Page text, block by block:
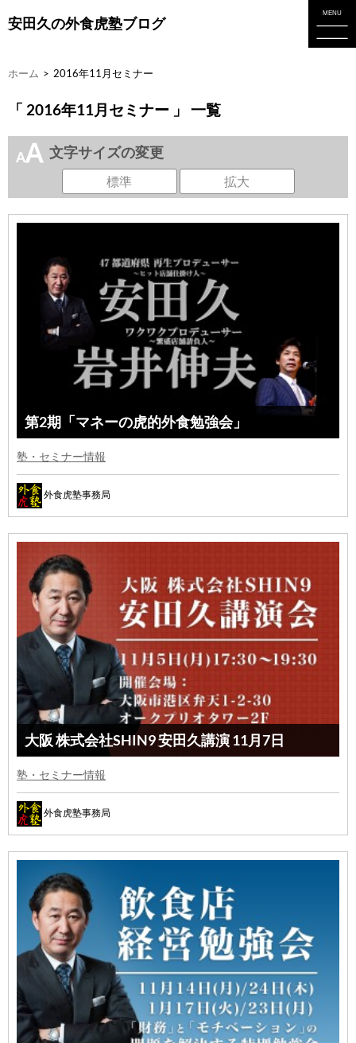
安田久の外食虎塾ブログ
ホーム > 2016年11月セミナー
「 2016年11月セミナー 」 一覧
文字サイズの変更
標準 拡大
第2期「マネーの虎的外食勉強会」
塾・セミナー情報
外食虎塾事務局
大阪 株式会社SHIN9 安田久講演 11月7日
塾・セミナー情報
外食虎塾事務局